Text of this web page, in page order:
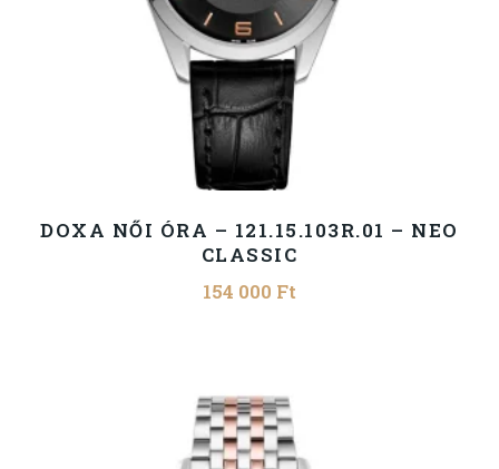
DOXA NŐI ÓRA – 121.15.103R.01 – NEO
CLASSIC
154 000 Ft